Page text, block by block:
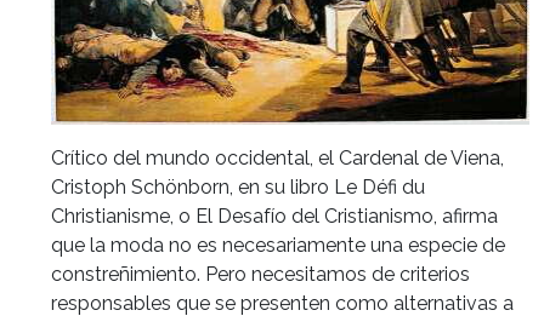
Crítico del mundo occidental, el Cardenal de Viena,
Cristoph Schönborn, en su libro Le Défi du
Christianisme, o El Desafío del Cristianismo, afirma
que la moda no es necesariamente una especie de
constreñimiento. Pero necesitamos de criterios
responsables que se presenten como alternativas a